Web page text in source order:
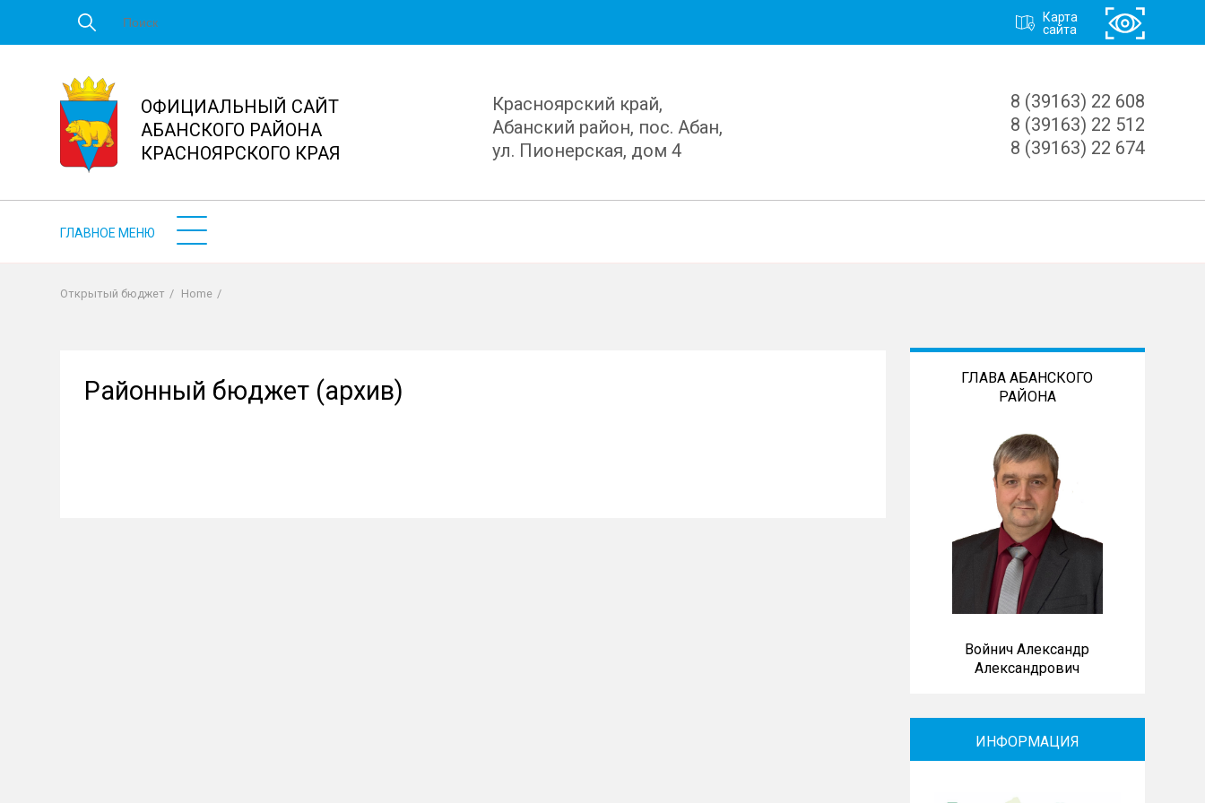
основному
Карта
сайта
ОФИЦИАЛЬНЫЙ САЙТ
АБАНСКОГО РАЙОНА
КРАСНОЯРСКОГО КРАЯ
Красноярский край,
Абанский район, пос. Абан,
ул. Пионерская, дом 4
8 (39163) 22 608
8 (39163) 22 512
8 (39163) 22 674
Открытый бюджет / Home /
Районный бюджет (архив)
ГЛАВА АБАНСКОГО
РАЙОНА
Войнич Александр
Александрович
ИНФОРМАЦИЯ